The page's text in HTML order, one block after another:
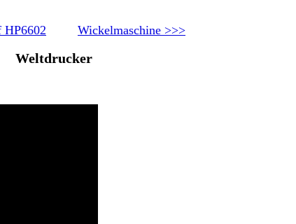
Wickelmaschine >>>
Weltdrucker